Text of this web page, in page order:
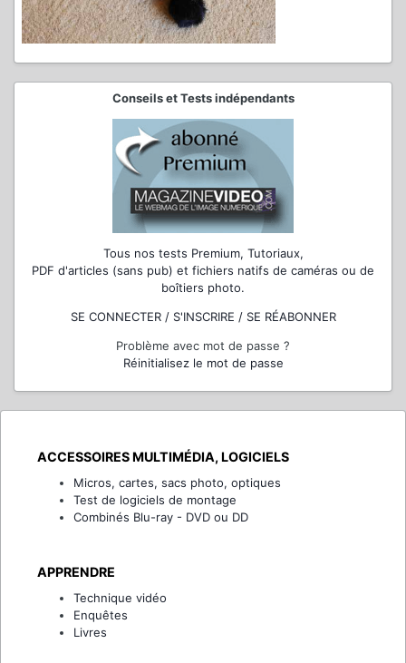
Conseils et Tests indépendants
Tous nos tests Premium, Tutoriaux,
PDF d'articles (sans pub) et fichiers natifs de caméras ou de
boîtiers photo.
SE CONNECTER / S'INSCRIRE / SE RÉABONNER
Problème avec mot de passe ?
Réinitialisez le mot de passe
ACCESSOIRES MULTIMÉDIA, LOGICIELS
Micros, cartes, sacs photo, optiques
Test de logiciels de montage
Combinés Blu-ray - DVD ou DD
APPRENDRE
Technique vidéo
Enquêtes
Livres